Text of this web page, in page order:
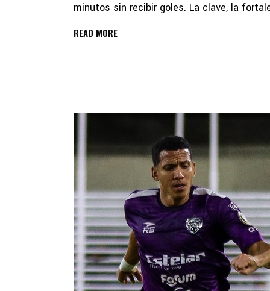
minutos sin recibir goles. La clave, la
READ MORE